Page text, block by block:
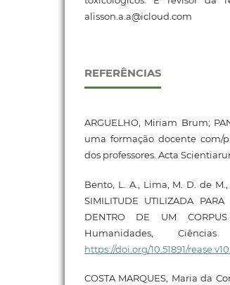
alisson.a.a@icloud.com
REFERÊNCIAS
ARGUELHO, Miriam Brum;
uma formação docente com/
dos professores. Acta
Bento, L. A., Lima, M. D. de
SIMILITUDE UTILIZADA PARA
DENTRO DE UM
Humanidades,
https://doi.org/10.51891/
COSTA MARQUES, Maria da